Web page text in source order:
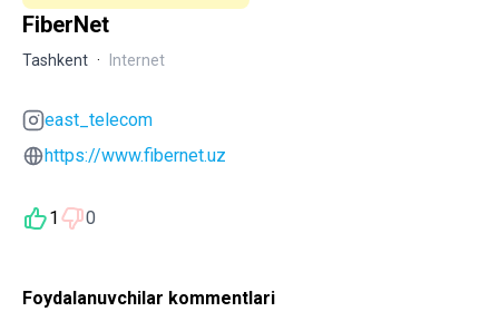
FiberNet
Tashkent · Internet
east_telecom
https://www.fibernet.uz
1 0
Foydalanuvchilar kommentlari